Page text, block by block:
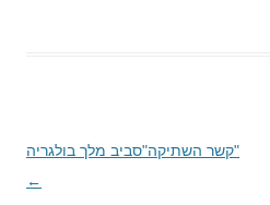
"קשר השתיקה"סביב מלך בולגריה
←